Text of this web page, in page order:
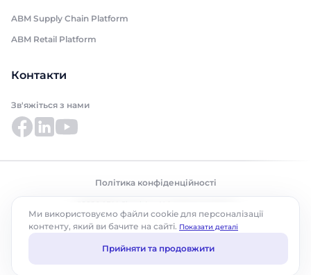
ABM Supply Chain Platform
ABM Retail Platform
Контакти
Зв'яжіться з нами
Політика конфіденційності
Ми використовуємо файли cookie для персоналізації
контенту, який ви бачите на сайті. Показати деталі
Прийняти та продовжити